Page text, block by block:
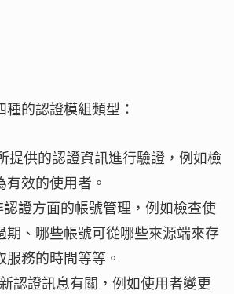
的認證模組類型：
提供的認證資訊進行驗證，例如檢
效的使用者。
證方面的帳號管理，例如檢查使
期、哪些帳號可從哪些來源端來存
務的時間等等。
認證訊息有關，例如使用者變更